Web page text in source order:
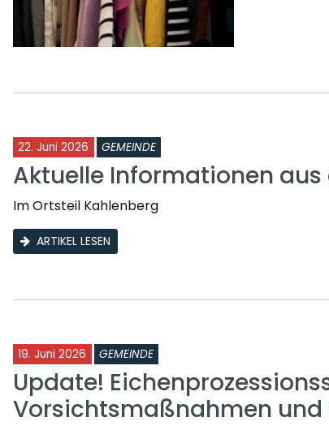
22. Juni 2026 GEMEINDE
Aktuelle Informationen
Im Ortsteil Kahlenberg
ARTIKEL LESEN
19. Juni 2026 GEMEINDE
Update!
Vorsichtsmaßnahmen und